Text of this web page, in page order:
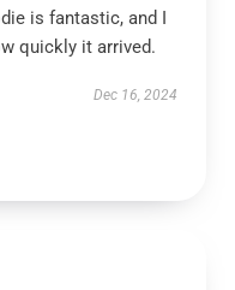
is fantastic, and I
quickly it arrived.
Dec 16, 2024